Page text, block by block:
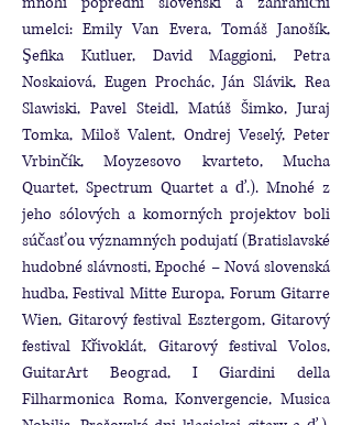
umelci: Emily Van Evera, Tomáš Janošík,
Şefika Kutluer, David Maggioni, Petra
Noskaiová, Eugen Prochác, Ján Slávik, Rea
Slawiski, Pavel Steidl, Matúš Šimko, Juraj
Tomka, Miloš Valent, Ondrej Veselý, Peter
Vrbinčík, Moyzesovo kvarteto, Mucha
Quartet, Spectrum Quartet a ď.). Mnohé z
jeho sólových a komorných projektov boli
súčasťou významných podujatí (Bratislavské
hudobné slávnosti, Epoché – Nová slovenská
hudba, Festival Mitte Europa, Forum Gitarre
Wien, Gitarový festival Esztergom, Gitarový
festival Křivoklát, Gitarový festival Volos,
GuitarArt Beograd, I Giardini della
Filharmonica Roma, Konvergencie, Musica